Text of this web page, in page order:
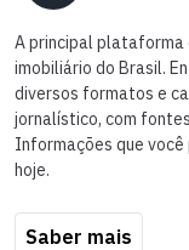
A principal plataforma
imobiliário do Brasil.
diversos formatos e
jornalístico, com
Informações que
hoje.
Saber mais